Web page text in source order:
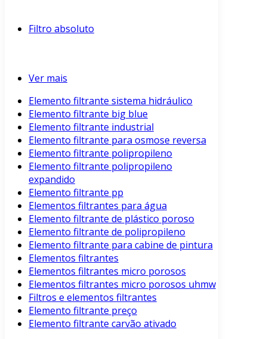
Filtro absoluto
Ver mais
Elemento filtrante sistema hidráulico
Elemento filtrante big blue
Elemento filtrante industrial
Elemento filtrante para osmose reversa
Elemento filtrante polipropileno
Elemento filtrante polipropileno
expandido
Elemento filtrante pp
Elementos filtrantes para água
Elemento filtrante de plástico poroso
Elemento filtrante de polipropileno
Elemento filtrante para cabine de pintura
Elementos filtrantes
Elementos filtrantes micro porosos
Elementos filtrantes micro porosos uhmw
Filtros e elementos filtrantes
Elemento filtrante preço
Elemento filtrante carvão ativado